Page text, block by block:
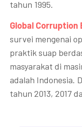
tahun 1995.
Global Corruption
survei mengenai
praktik suap
masyarakat di
adalah Indonesia.
tahun 2013, 2017